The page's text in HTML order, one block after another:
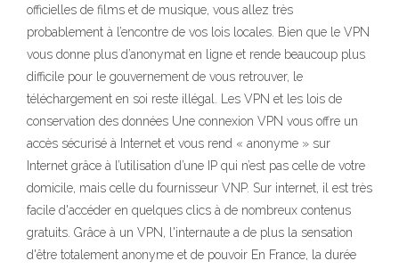
officielles de films et de musique, vous allez très
probablement à l’encontre de vos lois locales. Bien que le VPN
vous donne plus d’anonymat en ligne et rende beaucoup plus
difficile pour le gouvernement de vous retrouver, le
téléchargement en soi reste illégal. Les VPN et les lois de
conservation des données Une connexion VPN vous offre un
accès sécurisé à Internet et vous rend « anonyme » sur
Internet grâce à l’utilisation d’une IP qui n’est pas celle de votre
domicile, mais celle du fournisseur VNP. Sur internet, il est très
facile d'accéder en quelques clics à de nombreux contenus
gratuits. Grâce à un VPN, l'internaute a de plus la sensation
d'être totalement anonyme et de pouvoir En France, la durée